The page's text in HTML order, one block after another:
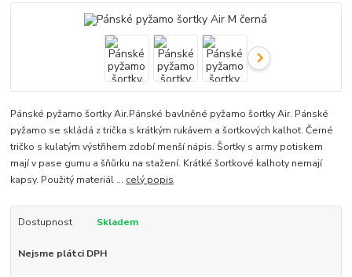
Pánské pyžamo šortky Air.Pánské bavlněné pyžamo šortky Air. Pánské
pyžamo se skládá z trička s krátkým rukávem a šortkových kalhot. Černé
tričko s kulatým výstřihem zdobí menší nápis. Šortky s army potiskem
mají v pase gumu a šňůrku na stažení. Krátké šortkové kalhoty nemají
kapsy. Použitý materiál ... celý popis
Dostupnost Skladem
Nejsme plátci DPH